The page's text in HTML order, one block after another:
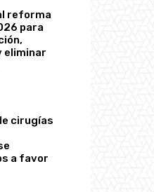
reforma
para
eliminar
cirugías
a favor